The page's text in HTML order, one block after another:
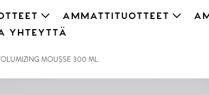
AMMATTITUOTTEET
YHTEYTTÄ
MOUSSE 300 ML